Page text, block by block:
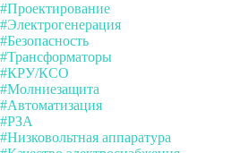
#Проектирование
#Электрогенерация
#Безопасность
#Трансформаторы
#КРУ/КСО
#Молниезащита
#Автоматизация
#РЗА
#Низковольтная аппаратура